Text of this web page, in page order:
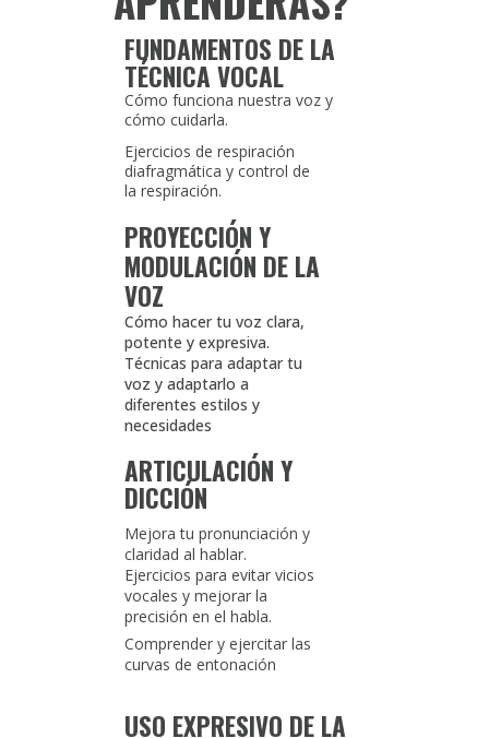
FUNDAMENTOS DE LA
TÉCNICA VOCAL
Cómo funciona nuestra voz y
cómo cuidarla.
Ejercicios de respiración
diafragmática y control de
la respiración.
PROYECCIÓN Y
MODULACIÓN DE LA
VOZ
Cómo hacer tu voz clara,
potente y expresiva.
Técnicas para adaptar tu
voz y adaptarlo a
diferentes estilos y
necesidades
ARTICULACIÓN Y
DICCIÓN
Mejora tu pronunciación y
claridad al hablar.
Ejercicios para evitar vicios
vocales y mejorar la
precisión en el habla.
Comprender y ejercitar las
curvas de entonación
USO EXPRESIVO DE LA